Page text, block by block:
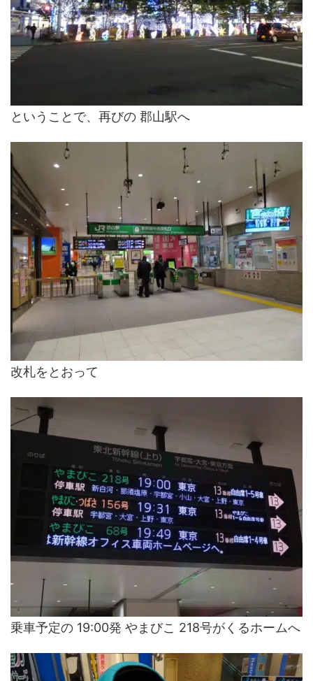
ということで、再びの 郡山駅へ
改札をとおって
乗車予定の 19:00発 やまびこ 218号がくるホームへ